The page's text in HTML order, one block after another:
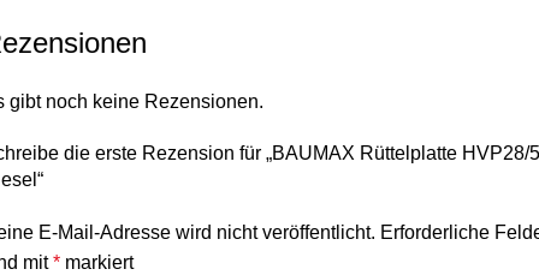
gibt noch keine Rezensionen.
die erste Rezension für „BAUMAX Rüttelplatte HVP28/
E-Mail-Adresse wird nicht veröffentlicht. Erforderliche
mit* markiert